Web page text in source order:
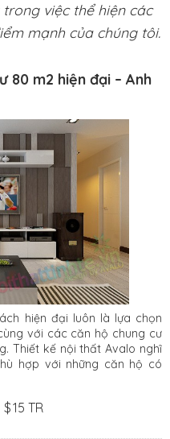
việc thể hiện các
mạnh của chúng tôi.
80 m2 hiện đại – Anh
hiện đại luôn là lựa chọn
với các căn hộ chung cư
Thiết kế nội thất Avalo nghĩ
hợp với những căn hộ có
$15 TR